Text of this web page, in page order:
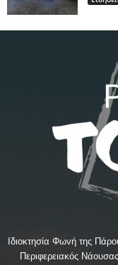
Ιδιοκτησία Φωνή της
Περιφερειακός